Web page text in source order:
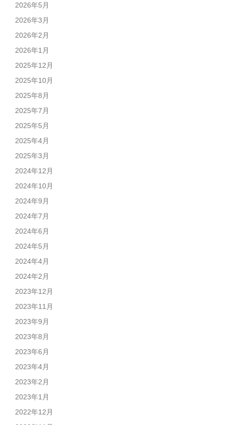
2026年5月
2026年3月
2026年2月
2026年1月
2025年12月
2025年10月
2025年8月
2025年7月
2025年5月
2025年4月
2025年3月
2024年12月
2024年10月
2024年9月
2024年7月
2024年6月
2024年5月
2024年4月
2024年2月
2023年12月
2023年11月
2023年9月
2023年8月
2023年6月
2023年4月
2023年2月
2023年1月
2022年12月